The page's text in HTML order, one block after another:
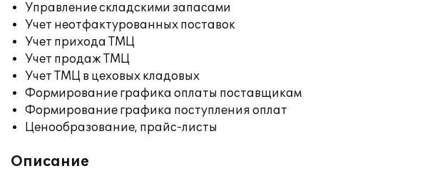
Управление складскими запасами
Учет неотфактурованных поставок
Учет прихода ТМЦ
Учет продаж ТМЦ
Учет ТМЦ в цеховых кладовых
Формирование графика оплаты поставщикам
Формирование графика поступления оплат
Ценообразование, прайс-листы
Описание